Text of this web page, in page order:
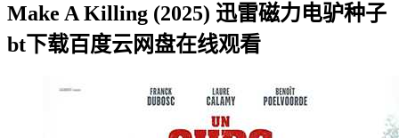
Make A Killing (2025) 迅雷磁力电驴种子
bt下载百度云网盘在线观看